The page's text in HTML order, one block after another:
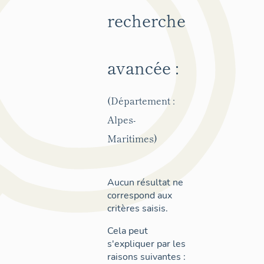
recherche
avancée :
(Département :
Alpes-
Maritimes)
Aucun résultat ne
correspond aux
critères saisis.
Cela peut
s'expliquer par les
raisons suivantes :